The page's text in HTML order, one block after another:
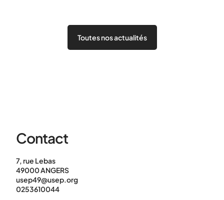
Toutes nos actualités
Contact
7, rue Lebas
49000 ANGERS
usep49@usep.org
0253610044